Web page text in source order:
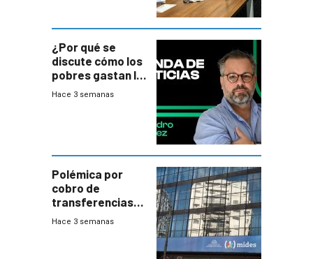
¿Por qué se
discute cómo los
pobres gastan la
plata?
Hace 3 semanas
Polémica por
cobro de
transferencias
del Mides en
Hace 3 semanas